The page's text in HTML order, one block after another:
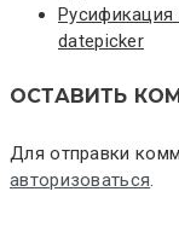
Русификация
datepicker
ОСТАВИТЬ
Для отправки
авторизоваться.